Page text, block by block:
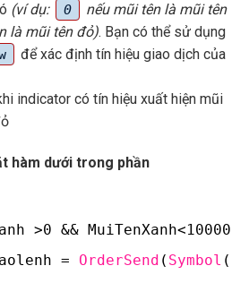
(ví dụ: 0
nếu mũi tên là mũi tên
là mũi tên đỏ). Bạn có thể sử dụng
để xác định tín hiệu giao dịch của
indicator có tín hiệu xuất hiện mũi
hàm dưới trong phần
>0 &&
= OrderSend ( Symbol (),